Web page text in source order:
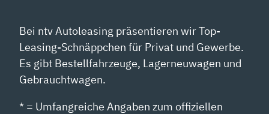
Bei ntv Autoleasing präsentieren wir Top-
Leasing-Schnäppchen für Privat und Gewerbe.
Es gibt Bestellfahrzeuge, Lagerneuwagen und
Gebrauchtwagen.
* = Umfangreiche Angaben zum offiziellen